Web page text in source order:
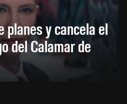
planes y cancela el
del Calamar de